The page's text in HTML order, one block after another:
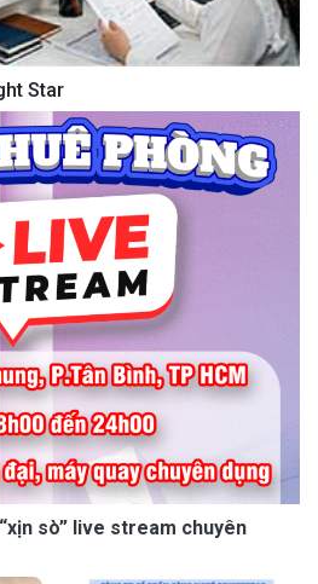
Star
sò” live stream chuyên